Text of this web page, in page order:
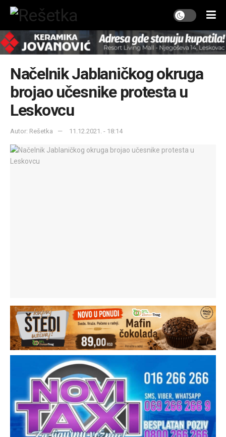
Načelnik Jablaničkog okruga
brojao učesnike protesta u
Leskovcu
Autor: Rešetka 11.12.2021. - 18:14